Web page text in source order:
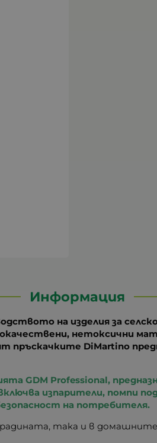
Информация
на изделия за
нетоксични
DiMartino
GDM Professional,
изпарители, помпи под
на потребителя.
така и в домашните